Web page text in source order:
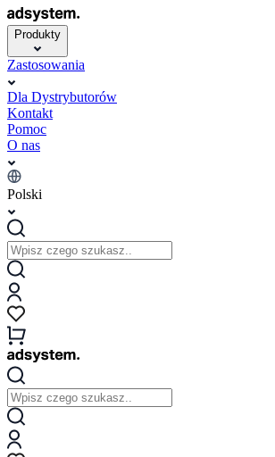
Produkty
Zastosowania
Dla Dystrybutorów
Kontakt
Pomoc
O nas
Polski